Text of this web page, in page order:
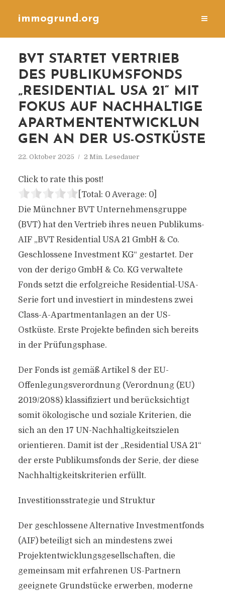
immogrund.org
BVT STARTET VERTRIEB
DES PUBLIKUMSFONDS
„RESIDENTIAL USA 21“ MIT
FOKUS AUF NACHHALTIGE
APARTMENTENTWICKLUN
GEN AN DER US-OSTKÜSTE
22. Oktober 2025 2 Min. Lesedauer
Click to rate this post!
[Total: 0 Average: 0]
Die Münchner BVT Unternehmensgruppe
(BVT) hat den Vertrieb ihres neuen Publikums-
AIF „BVT Residential USA 21 GmbH & Co.
Geschlossene Investment KG“ gestartet. Der
von der derigo GmbH & Co. KG verwaltete
Fonds setzt die erfolgreiche Residential-USA-
Serie fort und investiert in mindestens zwei
Class-A-Apartmentanlagen an der US-
Ostküste. Erste Projekte befinden sich bereits
in der Prüfungsphase.
Der Fonds ist gemäß Artikel 8 der EU-
Offenlegungsverordnung (Verordnung (EU)
2019/2088) klassifiziert und berücksichtigt
somit ökologische und soziale Kriterien, die
sich an den 17 UN-Nachhaltigkeitszielen
orientieren. Damit ist der „Residential USA 21“
der erste Publikumsfonds der Serie, der diese
Nachhaltigkeitskriterien erfüllt.
Investitionsstrategie und Struktur
Der geschlossene Alternative Investmentfonds
(AIF) beteiligt sich an mindestens zwei
Projektentwicklungsgesellschaften, die
gemeinsam mit erfahrenen US-Partnern
geeignete Grundstücke erwerben, moderne